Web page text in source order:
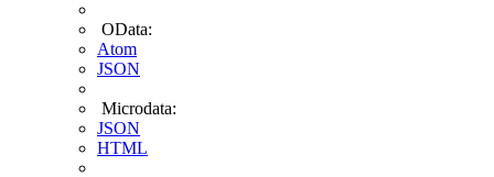
OData:
Atom
JSON
Microdata:
JSON
HTML